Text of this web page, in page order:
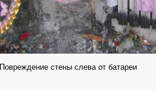
Повреждение стены слева от батареи